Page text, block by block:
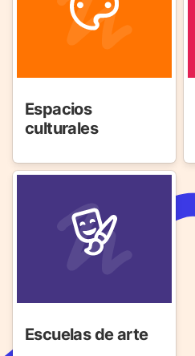
Espacios
culturales
Escuelas de arte